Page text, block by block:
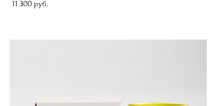
11 300 pуб.